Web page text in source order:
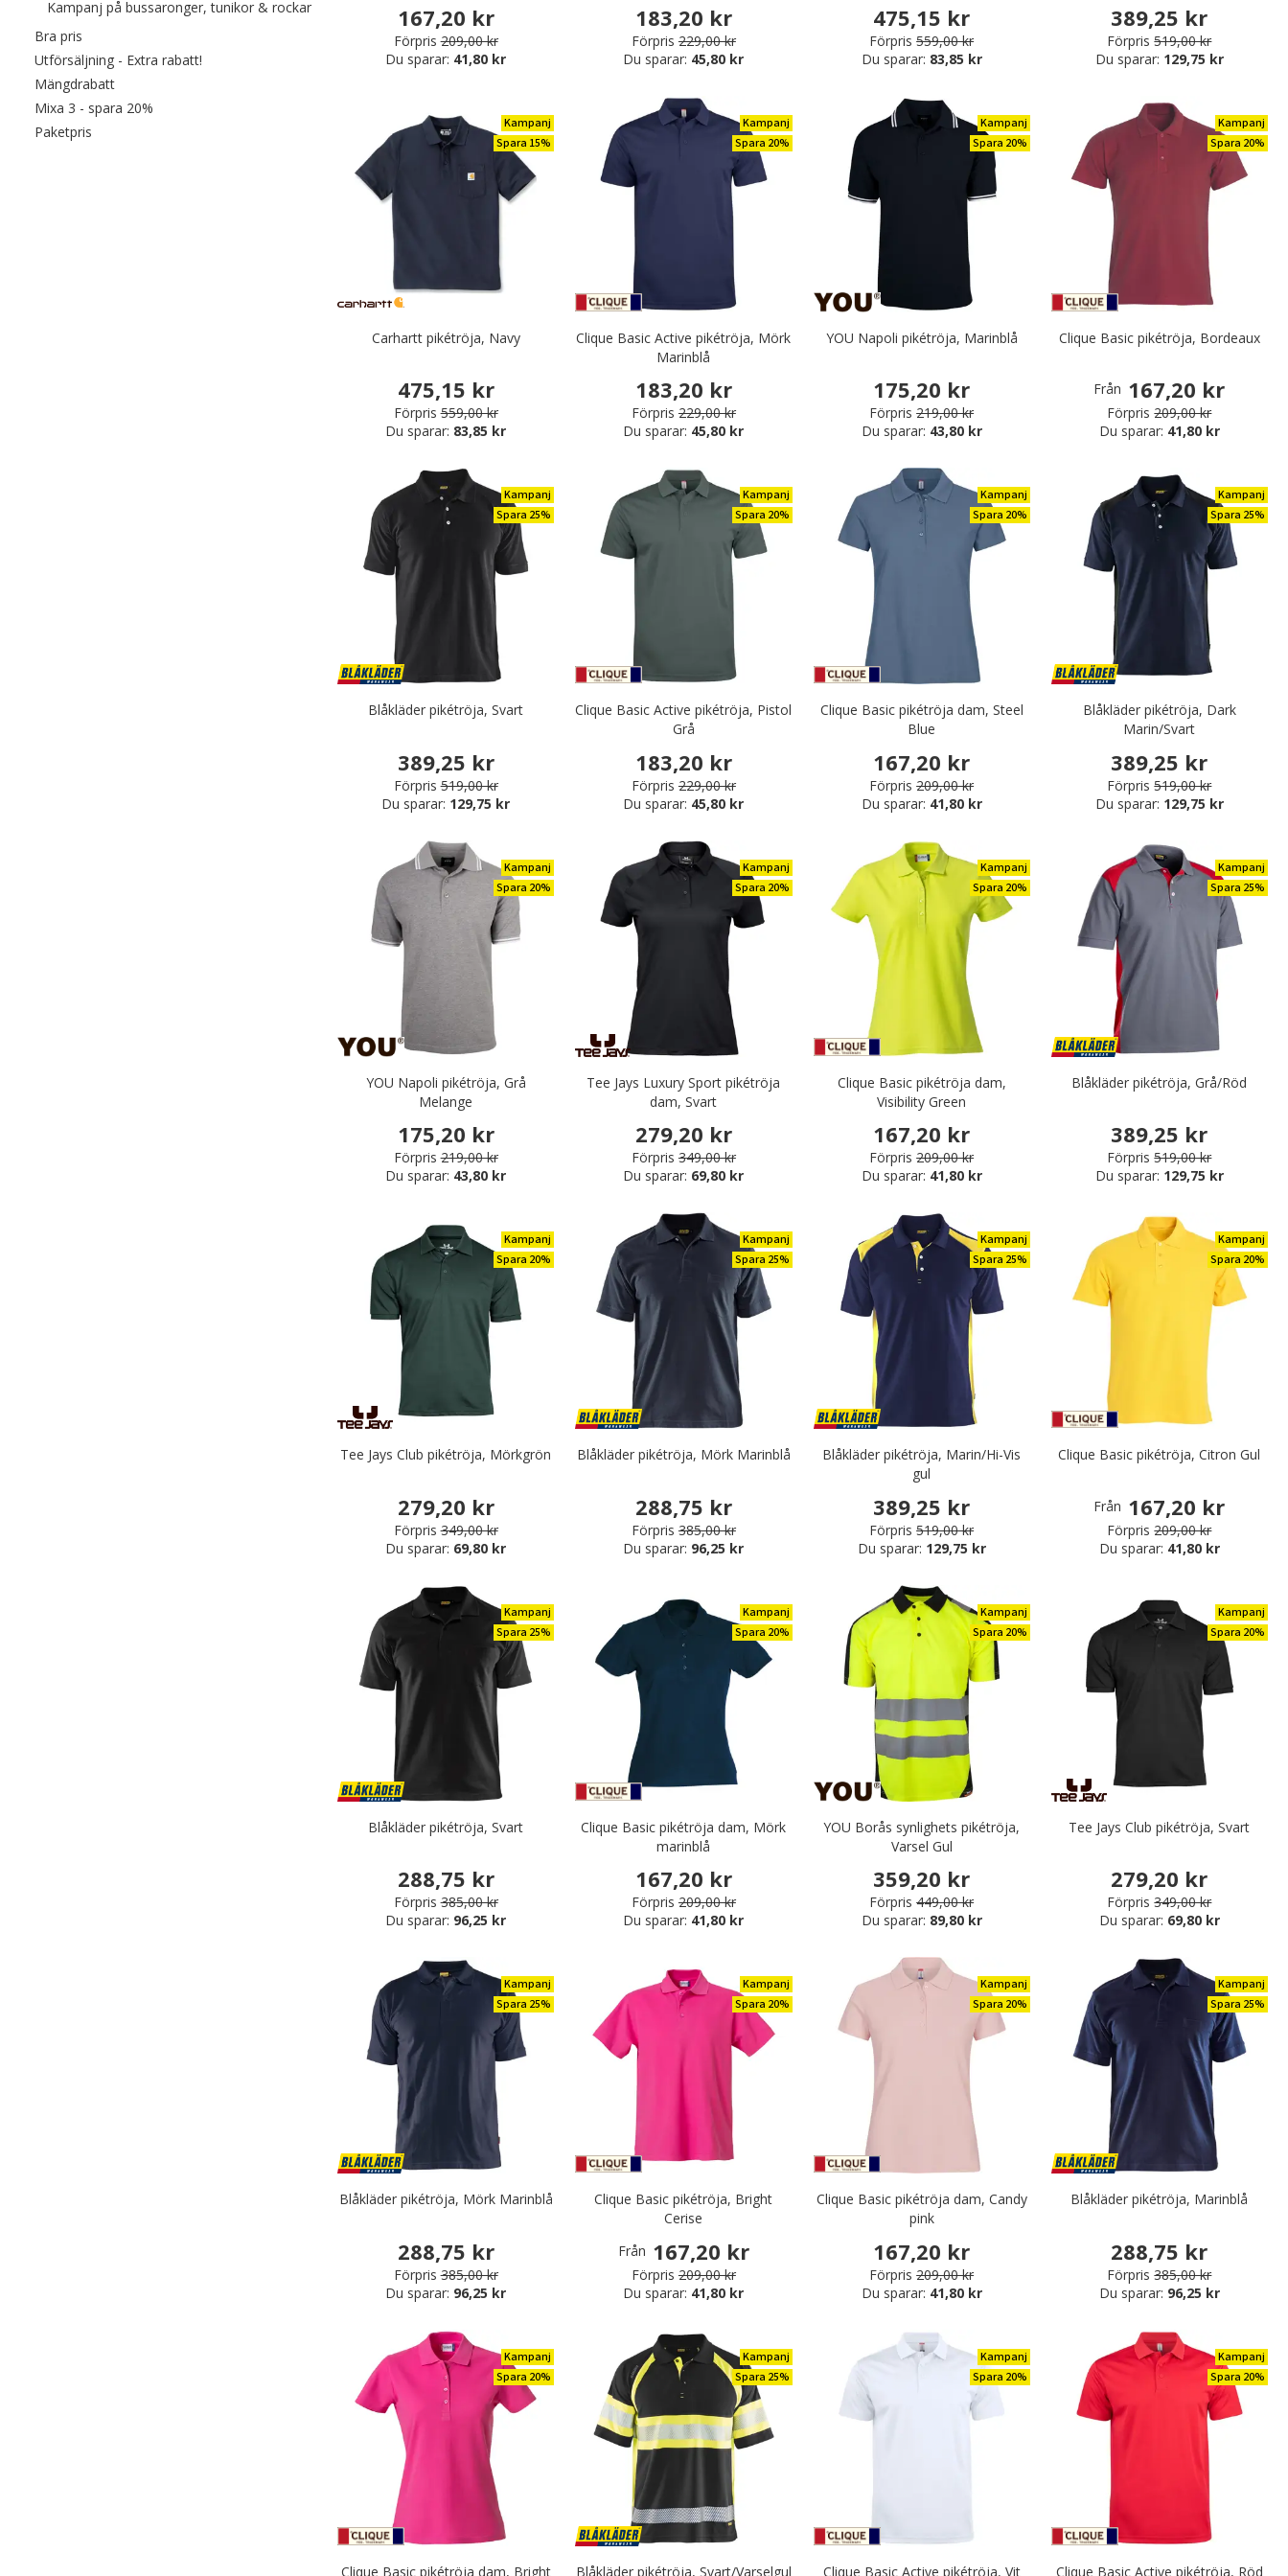
Kampanj på bussaronger, tunikor & rockarFiltrera efter category: Kampanj på bussaronger, tunikor & rockar
Bra pris
Utförsäljning - Extra rabatt! Filtrera efter category: Utförsäljning - Extra rabatt!
MängdrabattFiltrera efter category: Mängdrabatt
Mixa 3 - spara 20%
Paketpris
167,20 kr
Förpris 209,00 kr
Du sparar: 41,80 kr
183,20 kr
Förpris 229,00 kr
Du sparar: 45,80 kr
475,15 kr
Förpris 559,00 kr
Du sparar: 83,85 kr
389,25 kr
Förpris 519,00 kr
Du sparar: 129,75 kr
Kampanj
Spara 15%
Carhartt pikétröja, Navy
475,15 kr
Förpris 559,00 kr
Du sparar: 83,85 kr
Kampanj
Spara 20%
Clique Basic Active pikétröja, Mörk
Marinblå
183,20 kr
Förpris 229,00 kr
Du sparar: 45,80 kr
Kampanj
Spara 20%
YOU Napoli pikétröja, Marinblå
175,20 kr
Förpris 219,00 kr
Du sparar: 43,80 kr
Kampanj
Spara 20%
Clique Basic pikétröja, Bordeaux
Från 167,20 kr
Förpris 209,00 kr
Du sparar: 41,80 kr
Kampanj
Spara 25%
Blåkläder pikétröja, Svart
389,25 kr
Förpris 519,00 kr
Du sparar: 129,75 kr
Kampanj
Spara 20%
Clique Basic Active pikétröja, Pistol
Grå
183,20 kr
Förpris 229,00 kr
Du sparar: 45,80 kr
Kampanj
Spara 20%
Clique Basic pikétröja dam, Steel
Blue
167,20 kr
Förpris 209,00 kr
Du sparar: 41,80 kr
Kampanj
Spara 25%
Blåkläder pikétröja, Dark
Marin/Svart
389,25 kr
Förpris 519,00 kr
Du sparar: 129,75 kr
Kampanj
Spara 20%
YOU Napoli pikétröja, Grå
Melange
175,20 kr
Förpris 219,00 kr
Du sparar: 43,80 kr
Kampanj
Spara 20%
Tee Jays Luxury Sport pikétröja
dam, Svart
279,20 kr
Förpris 349,00 kr
Du sparar: 69,80 kr
Kampanj
Spara 20%
Clique Basic pikétröja dam,
Visibility Green
167,20 kr
Förpris 209,00 kr
Du sparar: 41,80 kr
Kampanj
Spara 25%
Blåkläder pikétröja, Grå/Röd
389,25 kr
Förpris 519,00 kr
Du sparar: 129,75 kr
Kampanj
Spara 20%
Tee Jays Club pikétröja, Mörkgrön
279,20 kr
Förpris 349,00 kr
Du sparar: 69,80 kr
Kampanj
Spara 25%
Blåkläder pikétröja, Mörk Marinblå
288,75 kr
Förpris 385,00 kr
Du sparar: 96,25 kr
Kampanj
Spara 25%
Blåkläder pikétröja, Marin/Hi-Vis
gul
389,25 kr
Förpris 519,00 kr
Du sparar: 129,75 kr
Kampanj
Spara 20%
Clique Basic pikétröja, Citron Gul
Från 167,20 kr
Förpris 209,00 kr
Du sparar: 41,80 kr
Kampanj
Spara 25%
Blåkläder pikétröja, Svart
288,75 kr
Förpris 385,00 kr
Du sparar: 96,25 kr
Kampanj
Spara 20%
Clique Basic pikétröja dam, Mörk
marinblå
167,20 kr
Förpris 209,00 kr
Du sparar: 41,80 kr
Kampanj
Spara 20%
YOU Borås synlighets pikétröja,
Varsel Gul
359,20 kr
Förpris 449,00 kr
Du sparar: 89,80 kr
Kampanj
Spara 20%
Tee Jays Club pikétröja, Svart
279,20 kr
Förpris 349,00 kr
Du sparar: 69,80 kr
Kampanj
Spara 25%
Blåkläder pikétröja, Mörk Marinblå
288,75 kr
Förpris 385,00 kr
Du sparar: 96,25 kr
Kampanj
Spara 20%
Clique Basic pikétröja, Bright
Cerise
Från 167,20 kr
Förpris 209,00 kr
Du sparar: 41,80 kr
Kampanj
Spara 20%
Clique Basic pikétröja dam, Candy
pink
167,20 kr
Förpris 209,00 kr
Du sparar: 41,80 kr
Kampanj
Spara 25%
Blåkläder pikétröja, Marinblå
288,75 kr
Förpris 385,00 kr
Du sparar: 96,25 kr
Kampanj
Spara 20%
Clique Basic pikétröja dam, Bright
Kampanj
Spara 25%
Blåkläder pikétröja, Svart/Varselgul
Kampanj
Spara 20%
Clique Basic Active pikétröja, Vit
Kampanj
Spara 20%
Clique Basic Active pikétröja, Röd